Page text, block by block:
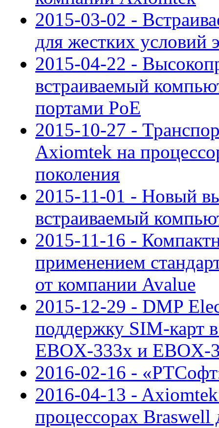
2015-03-02 -
для жестких условий
2015-04-22 -
встраиваемый
портами PoE
2015-10-27 -
Axiomtek на
поколения
2015-11-01 - Новый
встраиваемый
2015-11-16 -
применением
от компании Avalue
2015-12-29 - DMP
поддержку SIM-карт
EBOX-333x и EBOX-
2016-02-16 -
2016-04-13 -
процессорах Braswell